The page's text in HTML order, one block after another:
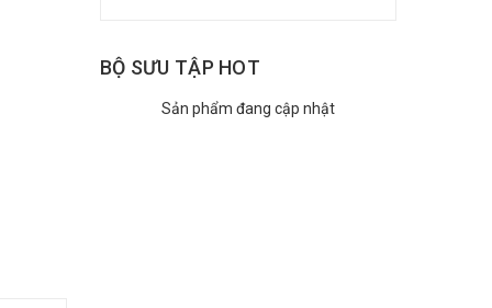
BỘ SƯU TẬP HOT
Sản phẩm đang cập nhật